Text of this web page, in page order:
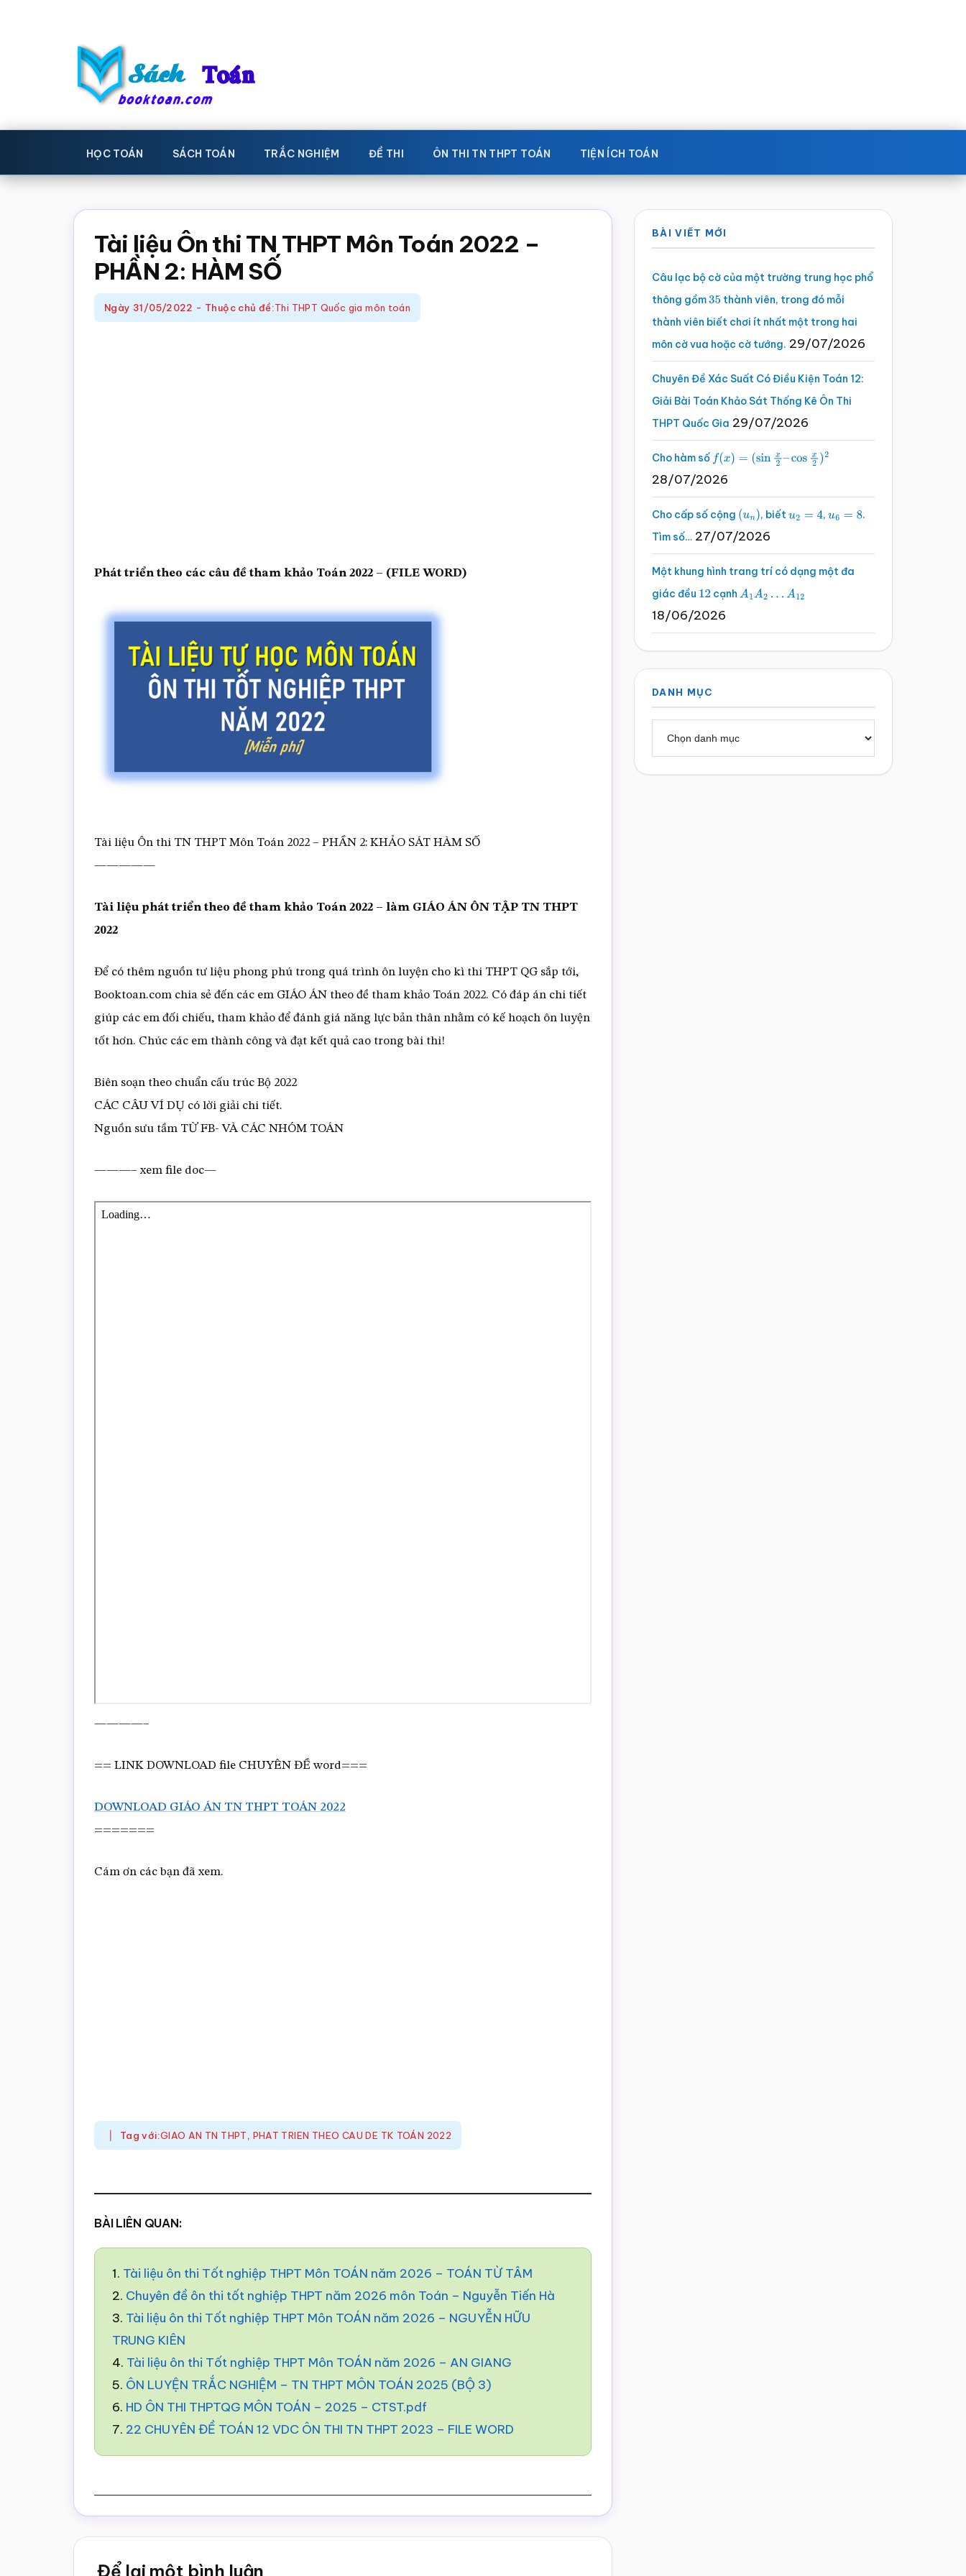
Sách
Toán
-
Học
toán
Học
toán,
toán,
Sách
giáo
khoa
Toán,
trắc
HỌC TOÁN SÁCH TOÁN TRẮC NGHIỆM ĐỀ THI ÔN THI TN THPT TOÁN TIỆN ÍCH TOÁN
Tài liệu Ôn thi TN THPT Môn Toán 2022 –
PHẦN 2: HÀM SỐ
Ngày 31/05/2022 - Thuộc chủ đề:Thi THPT Quốc gia môn toán
Phát triển theo các câu đề tham khảo Toán 2022 – (FILE WORD)
Tài liệu Ôn thi TN THPT Môn Toán 2022 – PHẦN 2: KHẢO SÁT HÀM SỐ
—————
Tài liệu phát triển theo đề tham khảo Toán 2022 – làm GIÁO ÁN ÔN TẬP TN THPT
2022
Để có thêm nguồn tư liệu phong phú trong quá trình ôn luyện cho kì thi THPT QG sắp tới,
Booktoan.com chia sẻ đến các em GIÁO ÁN theo đề tham khảo Toán 2022. Có đáp án chi tiết
giúp các em đối chiếu, tham khảo để đánh giá năng lực bản thân nhằm có kế hoạch ôn luyện
tốt hơn. Chúc các em thành công và đạt kết quả cao trong bài thi!
Biên soạn theo chuẩn cấu trúc Bộ 2022
CÁC CÂU VÍ DỤ có lời giải chi tiết.
Nguồn sưu tầm TỪ FB- VÀ CÁC NHÓM TOÁN
———– xem file doc—
————–
== LINK DOWNLOAD file CHUYÊN ĐỀ word===
DOWNLOAD GIÁO ÁN TN THPT TOÁN 2022
=======
Cám ơn các bạn đã xem.
Tag với:GIAO AN TN THPT, PHAT TRIEN THEO CAU DE TK TOÁN 2022
BÀI LIÊN QUAN:
1. Tài liệu ôn thi Tốt nghiệp THPT Môn TOÁN năm 2026 – TOÁN TỪ TÂM
2. Chuyên đề ôn thi tốt nghiệp THPT năm 2026 môn Toán – Nguyễn Tiến Hà
3. Tài liệu ôn thi Tốt nghiệp THPT Môn TOÁN năm 2026 – NGUYỄN HỮU
TRUNG KIÊN
4. Tài liệu ôn thi Tốt nghiệp THPT Môn TOÁN năm 2026 – AN GIANG
5. ÔN LUYỆN TRẮC NGHIỆM – TN THPT MÔN TOÁN 2025 (BỘ 3)
6. HD ÔN THI THPTQG MÔN TOÁN – 2025 – CTST.pdf
7. 22 CHUYÊN ĐỀ TOÁN 12 VDC ÔN THI TN THPT 2023 – FILE WORD
Reader
Để lại một bình luận
Sidebar
chính
BÀI VIẾT MỚI
Câu lạc bộ cờ của một trường trung học phổ
thông gồm35 thành viên, trong đó mỗi
thành viên biết chơi ít nhất một trong hai
môn cờ vua hoặc cờ tướng. 29/07/2026
Chuyên Đề Xác Suất Có Điều Kiện Toán 12:
Giải Bài Toán Khảo Sát Thống Kê Ôn Thi
THPT Quốc Gia 29/07/2026
Cho hàm số f(x)=(sinx2 –cosx2 )2
28/07/2026
Cho cấp số cộng (un), biếtu2 =4 , u6 =8
.
Tìm số… 27/07/2026
Một khung hình trang trí có dạng một đa
giác đều 12 cạnh A1A2…A 12
18/06/2026
DANH MỤC